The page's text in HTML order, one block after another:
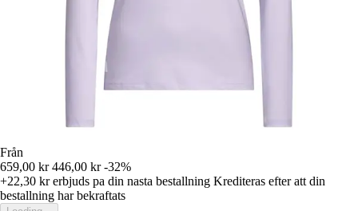
Från
659,00 kr 446,00 kr -32%
+22,30 krerbjuds pa din nasta bestallning Krediteras efter att din
bestallning har bekraftats